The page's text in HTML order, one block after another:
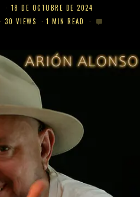
18 DE OCTUBRE DE 2024
30 VIEWS 1 MIN READ